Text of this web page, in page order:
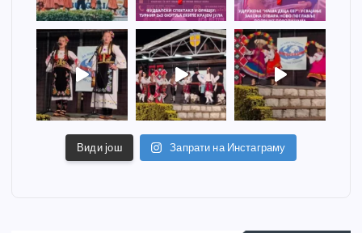
Види још Запрати на Инстаграму